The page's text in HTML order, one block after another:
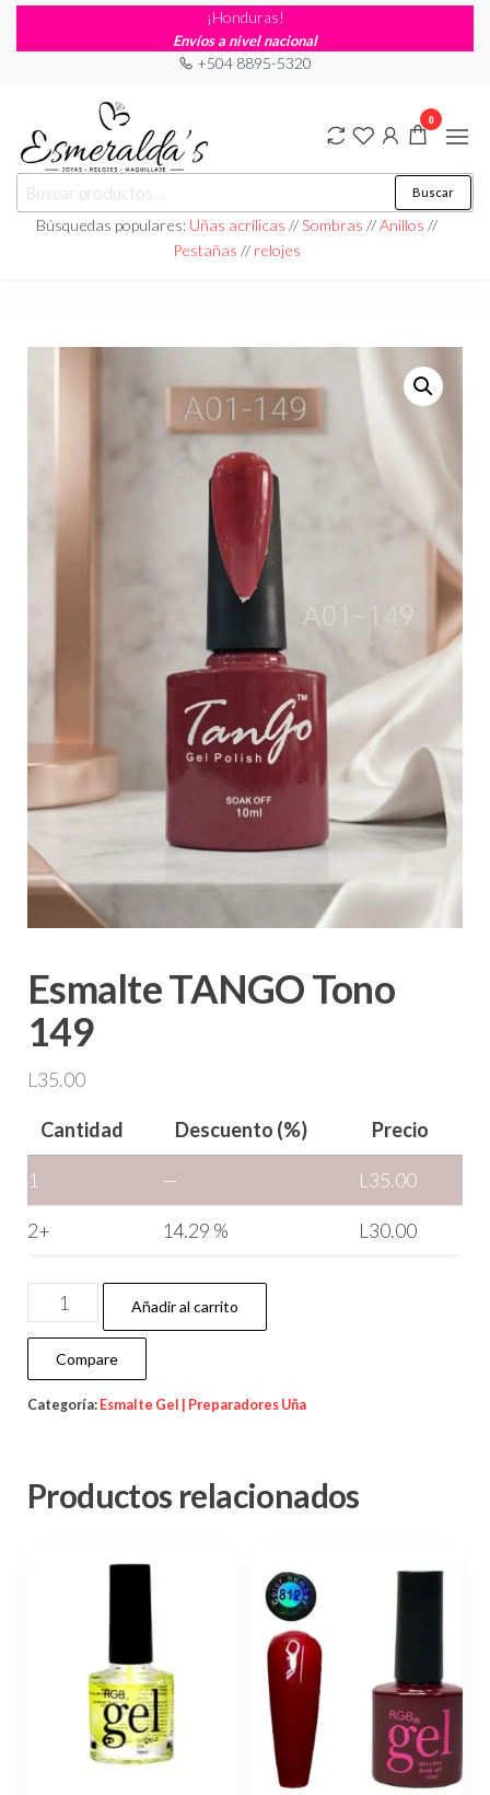
¡Honduras!
Envíos a nivel nacional
+504 8895-5320
Joyería
Esmeraldas
Joyería |
Maquillaje
|
Relojería
Buscar
Búsquedas populares: Uñas acrílicas //Sombras //Anillos //
Pestañas // relojes
0
Esmalte TANGO Tono
149
L 35.00
Cantidad Descuento (%) Precio
1 — L 35.00
2+ 14.29 % L 30.00
Añadir al carrito
Compare
Categoría: Esmalte Gel | Preparadores Uña
Productos relacionados